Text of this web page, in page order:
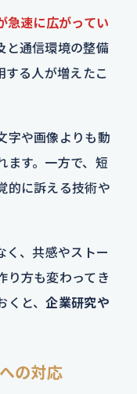
急速に広がってい
と通信環境の整備
する人が増えたこ
字や画像よりも動
ます。一方で、短
的に訴える技術や
く、共感やストー
り方も変わってき
くと、企業研究や
の対応